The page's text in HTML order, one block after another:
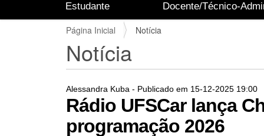
v
Estudante Docente/Técnico-
V
ê
s
t
á
a
Página Inicial Notícia
Notícia
Alessandra Kuba - Publicado em 15-12-2025 19:00
Rádio UFSCar lança
programação 2026